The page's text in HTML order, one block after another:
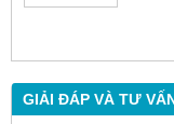
GIẢI ĐÁP VÀ TƯ